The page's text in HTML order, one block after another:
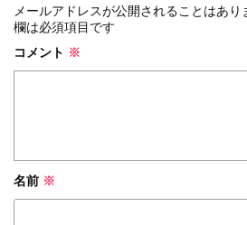
メールアドレスが公開されることはあり
欄は必須項目です
コメント ※
名前 ※